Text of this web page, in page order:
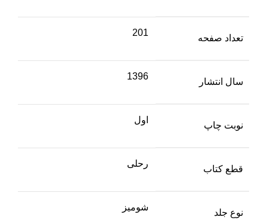
تعداد صفحه
201
سال انتشار
1396
نوبت چاپ
اول
قطع کتاب
رحلی
نوع جلد
شومیز